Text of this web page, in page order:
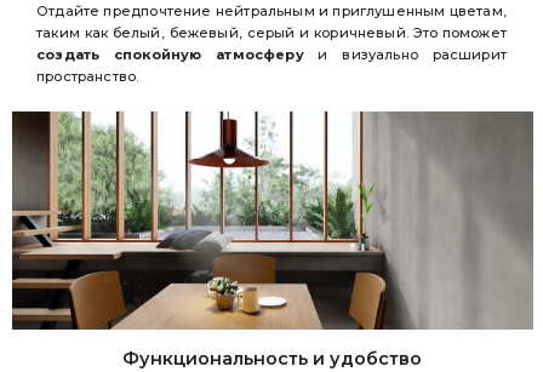
Отдайте предпочтение нейтральным и приглушенным цветам,
таким как белый, бежевый, серый и коричневый. Это поможет
создать спокойную атмосферуи визуально расширит
пространство.
Функциональность и удобство